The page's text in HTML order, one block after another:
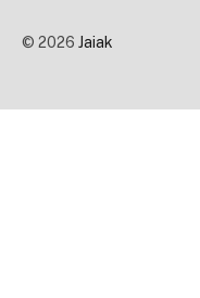
© 2026 Jaiak